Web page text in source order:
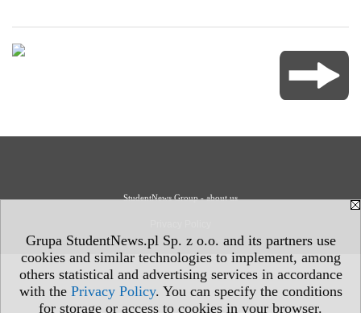
Grupa StudentNews.pl Sp. z o.o. and its partners use
cookies and similar technologies to implement, among
others statistical and advertising services in accordance
with the Privacy Policy. You can specify the conditions
for storage or access to cookies in your browser.
StudentNews Group - about us